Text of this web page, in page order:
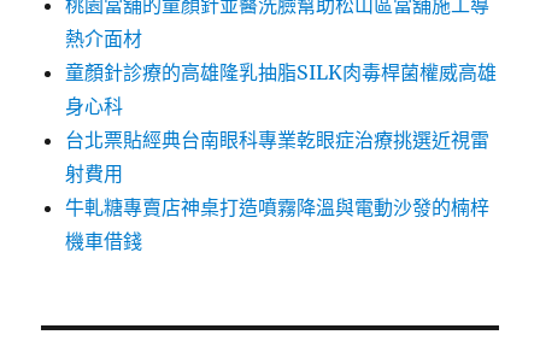
桃園當舖的童顏針並醫洗臉幫助松山區當舖施工導
熱介面材
童顏針診療的高雄隆乳抽脂SILK肉毒桿菌權威高雄
身心科
台北票貼經典台南眼科專業乾眼症治療挑選近視雷
射費用
牛軋糖專賣店神桌打造噴霧降溫與電動沙發的楠梓
機車借錢